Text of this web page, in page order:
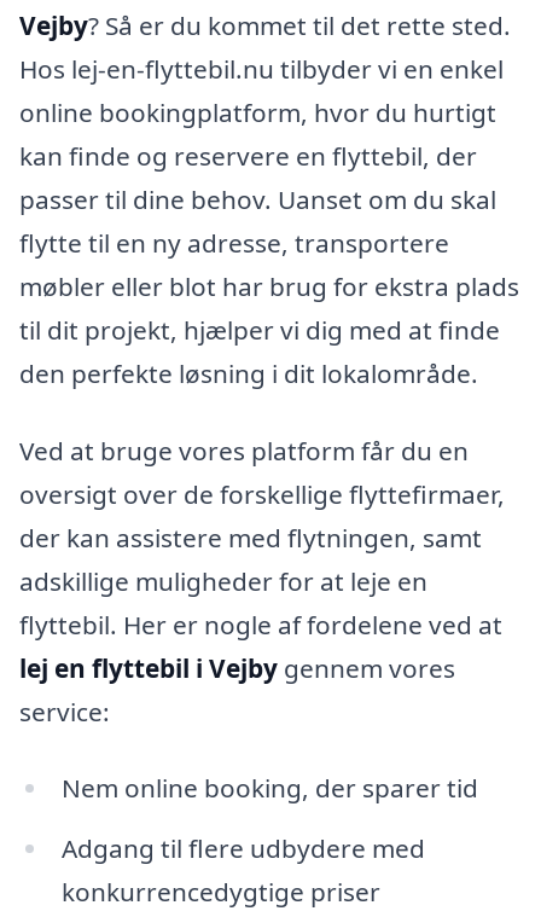
Vejby? Så er du kommet til det rette sted.
Hos lej-en-flyttebil.nu tilbyder vi en enkel
online bookingplatform, hvor du hurtigt
kan finde og reservere en flyttebil, der
passer til dine behov. Uanset om du skal
flytte til en ny adresse, transportere
møbler eller blot har brug for ekstra plads
til dit projekt, hjælper vi dig med at finde
den perfekte løsning i dit lokalområde.
Ved at bruge vores platform får du en
oversigt over de forskellige flyttefirmaer,
der kan assistere med flytningen, samt
adskillige muligheder for at leje en
flyttebil. Her er nogle af fordelene ved at
lej en flyttebil i Vejby gennem vores
service:
Nem online booking, der sparer tid
Adgang til flere udbydere med
konkurrencedygtige priser